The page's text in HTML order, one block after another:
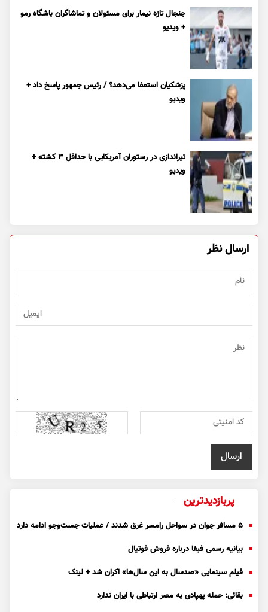
جنجال تازه نیمار برای مسئولان و تماشاگران باشگاه رمو
+ ویدیو
پزشکیان استعفا می‌دهد؟ / رئیس جمهور پاسخ داد +
ویدیو
تیراندازی در رستوران آمریکایی با حداقل ۳ کشته +
ویدیو
ارسال نظر
پربازدیدترین
۵ مسافر جوان در سواحل رامسر غرق شدند / عملیات جست‌و‌جو ادامه دارد
بیانیه رسمی فیفا درباره فروش فوتیال
فیلم سینمایی «صدسال به این سال‌ها» اکران شد + لینک
بقائی: حمله پهپادی به مصر ارتباطی با ایران ندارد